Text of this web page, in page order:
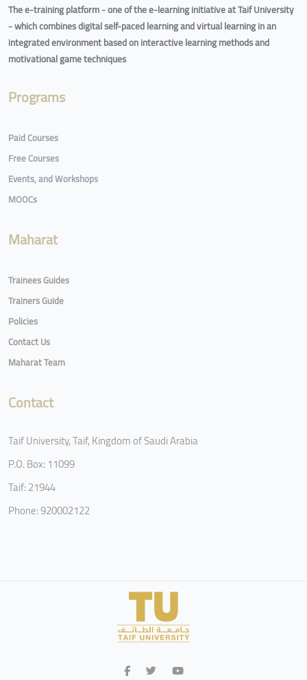
The e-training platform - one of the e-learning initiative at Taif University
- which combines digital self-paced learning and virtual learning in an
integrated environment based on interactive learning methods and
motivational game techniques
Programs
Paid Courses
Free Courses
Events, and Workshops
MOOCs
Maharat
Trainees Guides
Trainers Guide
Policies
Contact Us
Maharat Team
Contact
Taif University, Taif, Kingdom of Saudi Arabia
P.O. Box: 11099
Taif: 21944
Phone: 920002122